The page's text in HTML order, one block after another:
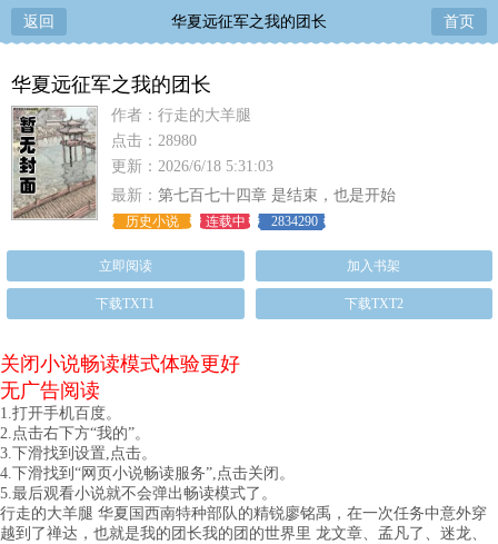
返回 华夏远征军之我的团长 首页
华夏远征军之我的团长
作者：行走的大羊腿
点击：28980
更新：2026/6/18 5:31:03
最新： 第七百七十四章 是结束，也是开始
历史小说 连载中 2834290
立即阅读 加入书架
下载TXT1 下载TXT2
关闭小说畅读模式体验更好
无广告阅读
1.打开手机百度。
2.点击右下方“我的”。
3.下滑找到设置,点击。
4.下滑找到“网页小说畅读服务”,点击关闭。
5.最后观看小说就不会弹出畅读模式了。
行走的大羊腿 华夏国西南特种部队的精锐廖铭禹，在一次任务中意外穿
越到了禅达，也就是我的团长我的团的世界里 龙文章、孟凡了、迷龙、